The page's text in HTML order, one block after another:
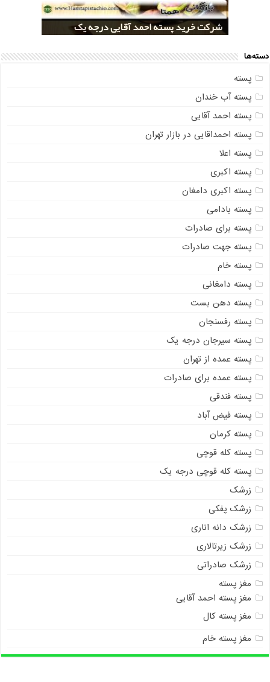
خرید کلی پسته شور اکبری صادراتی
شرکت خرید پسته احمد آقایی درجه یک
قیمت تولید پسته صادراتی رفسنجان
مراکز خريد پسته رفسنجان صادراتی
شرکت خرید پسته اکبری بسته بندی شده
دسته‌ها
پسته
پسته آب خندان
پسته احمد آقایی
پسته احمداقایی در بازار تهران
پسته اعلا
پسته اکبری
پسته اکبری دامغان
پسته بادامی
پسته برای صادرات
پسته جهت صادرات
پسته خام
پسته دامغانی
پسته دهن بست
پسته رفسنجان
پسته سیرجان درجه یک
پسته عمده از تهران
پسته عمده برای صادرات
پسته فندقی
پسته فیض آباد
پسته کرمان
پسته کله قوچی
پسته کله قوچی درجه یک
زرشک
زرشک پفکی
زرشک دانه اناری
زرشک زیرتالاری
زرشک صادراتی
مغز پسته
مغز پسته احمد آقایی
مغز پسته کال
مغز پسته خام